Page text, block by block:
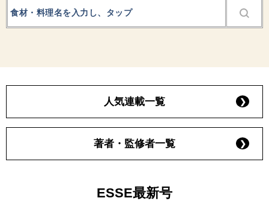
人気連載一覧
著者・監修者一覧
ESSE最新号